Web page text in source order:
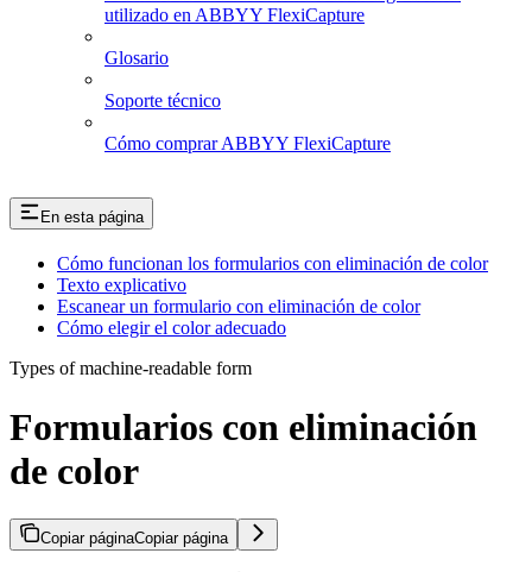
utilizado en ABBYY FlexiCapture
Glosario
Soporte técnico
Cómo comprar ABBYY FlexiCapture
En esta página
Cómo funcionan los formularios con eliminación de color
Texto explicativo
Escanear un formulario con eliminación de color
Cómo elegir el color adecuado
Types of machine-readable form
Formularios con eliminación
de color
Copiar páginaCopiar página